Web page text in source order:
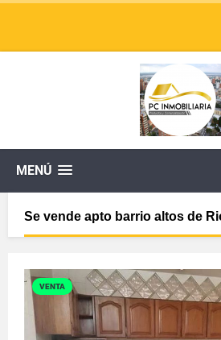
MENÚ
Se vende apto barrio altos de
VENTA